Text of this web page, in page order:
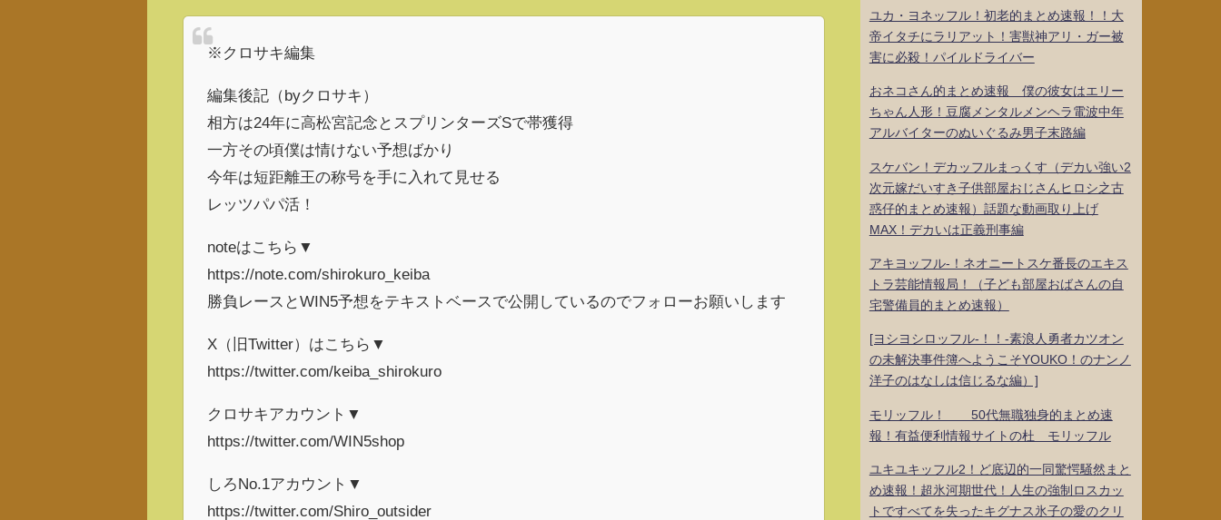
※クロサキ編集
編集後記（byクロサキ）
相方は24年に高松宮記念とスプリンターズSで帯獲得
一方その頃僕は情けない予想ばかり
今年は短距離王の称号を手に入れて見せる
レッツパパ活！
noteはこちら▼
https://note.com/shirokuro_keiba
勝負レースとWIN5予想をテキストベースで公開しているのでフォローお願いします
X（旧Twitter）はこちら▼
https://twitter.com/keiba_shirokuro
クロサキアカウント▼
https://twitter.com/WIN5shop
しろNo.1アカウント▼
https://twitter.com/Shiro_outsider
ユカ・ヨネッフル！初老的まとめ速報！！大
帝イタチにラリアット！害獣神アリ・ガー被
害に必殺！パイルドライバー
おネコさん的まとめ速報 僕の彼女はエリー
ちゃん人形！豆腐メンタルメンヘラ電波中年
アルバイターのぬいぐるみ男子末路編
スケバン！デカッフルまっくす（デカい強い2
次元嫁だいすき子供部屋おじさんヒロシ之古
惑仔的まとめ速報）話題な動画取り上げ
MAX！デカいは正義刑事編
アキヨッフル-！ネオニートスケ番長のエキス
トラ芸能情報局！（子ども部屋おばさんの自
宅警備員的まとめ速報）
[ヨシヨシロッフル-！！-素浪人勇者カツオン
の未解決事件簿へようこそYOUKO！のナンノ
洋子のはなしは信じるな編）]
モリッフル！ 50代無職独身的まとめ速
報！有益便利情報サイトの杜 モリッフル
ユキユキッフル2！ど底辺的一同驚愕騒然まと
め速報！超氷河期世代！人生の強制ロスカッ
トですべてを失ったキグナス氷子の愛のクリ